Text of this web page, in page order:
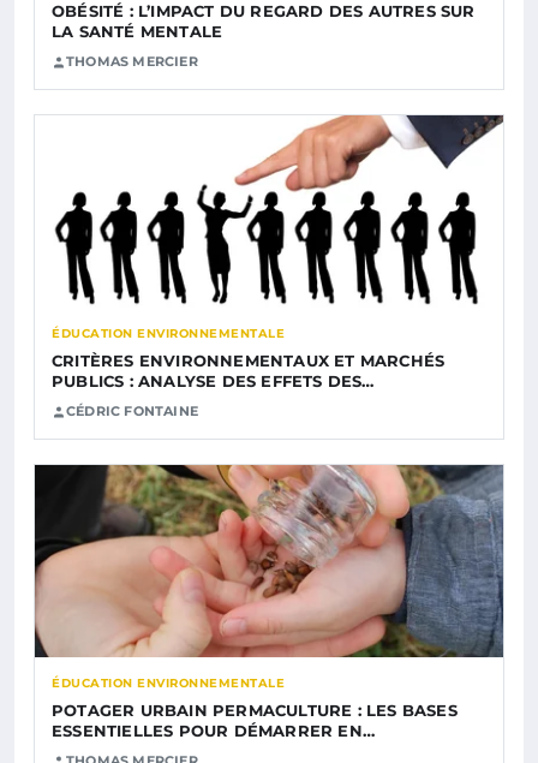
OBÉSITÉ : L’IMPACT DU REGARD DES AUTRES SUR
LA SANTÉ MENTALE
THOMAS MERCIER
ÉDUCATION ENVIRONNEMENTALE
CRITÈRES ENVIRONNEMENTAUX ET MARCHÉS
PUBLICS : ANALYSE DES EFFETS DES…
CÉDRIC FONTAINE
ÉDUCATION ENVIRONNEMENTALE
POTAGER URBAIN PERMACULTURE : LES BASES
ESSENTIELLES POUR DÉMARRER EN…